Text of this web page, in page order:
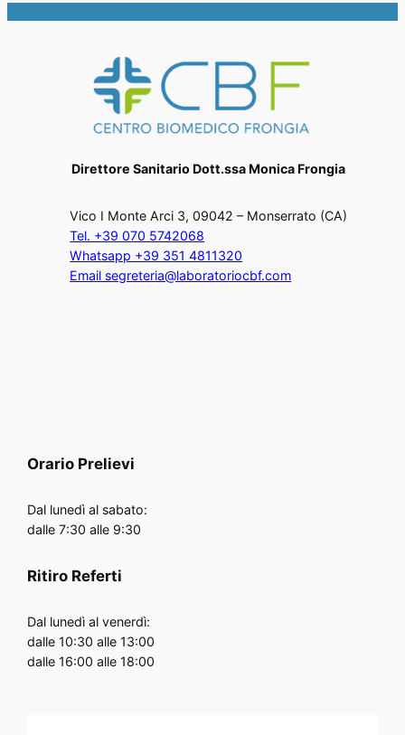
Direttore Sanitario Dott.ssa Monica Frongia
Vico I Monte Arci 3, 09042 – Monserrato (CA)
Tel. +39 070 5742068
Whatsapp +39 351 4811320
Email segreteria@laboratoriocbf.com
Orario Prelievi
Dal lunedì al sabato:
dalle 7:30 alle 9:30
Ritiro Referti
Dal lunedì al venerdì:
dalle 10:30 alle 13:00
dalle 16:00 alle 18:00